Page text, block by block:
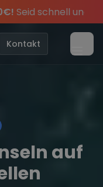
die letzten Plätze.
und Deine
auf deinen ersten
2026!Die Saison war
Kontakt
auf